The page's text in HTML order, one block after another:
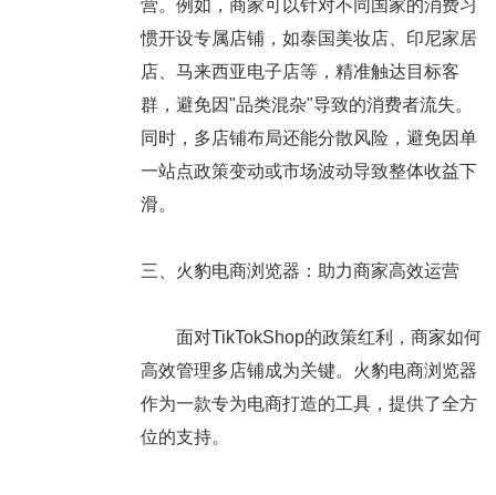
营。例如，商家可以针对不同国家的消费习
惯开设专属店铺，如泰国美妆店、印尼家居
店、马来西亚电子店等，精准触达目标客
群，避免因"品类混杂"导致的消费者流失。
同时，多店铺布局还能分散风险，避免因单
一站点政策变动或市场波动导致整体收益下
滑。
三、火豹电商浏览器：助力商家高效运营
面对TikTokShop的政策红利，商家如何
高效管理多店铺成为关键。火豹电商浏览器
作为一款专为电商打造的工具，提供了全方
位的支持。